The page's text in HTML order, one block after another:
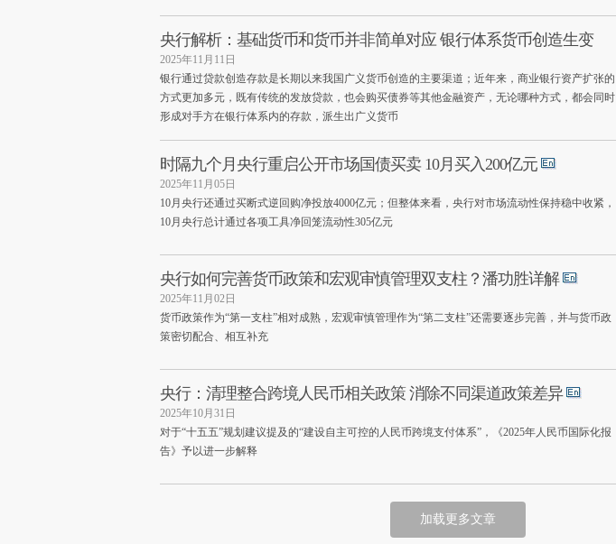
央行解析：基础货币和货币并非简单对应 银行体系货币创造生变
2025年11月11日
银行通过贷款创造存款是长期以来我国广义货币创造的主要渠道；近年来，商业银行资产扩张的
方式更加多元，既有传统的发放贷款，也会购买债券等其他金融资产，无论哪种方式，都会同时
形成对手方在银行体系内的存款，派生出广义货币
时隔九个月央行重启公开市场国债买卖 10月买入200亿元
2025年11月05日
10月央行还通过买断式逆回购净投放4000亿元；但整体来看，央行对市场流动性保持稳中收紧，
10月央行总计通过各项工具净回笼流动性305亿元
央行如何完善货币政策和宏观审慎管理双支柱？潘功胜详解
2025年11月02日
货币政策作为“第一支柱”相对成熟，宏观审慎管理作为“第二支柱”还需要逐步完善，并与货币政
策密切配合、相互补充
央行：清理整合跨境人民币相关政策 消除不同渠道政策差异
2025年10月31日
对于“十五五”规划建议提及的“建设自主可控的人民币跨境支付体系”，《2025年人民币国际化报
告》予以进一步解释
加载更多文章